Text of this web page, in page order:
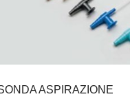
ASPIRAZIONE